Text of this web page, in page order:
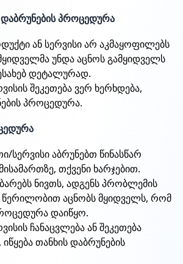
დაბრუნების პროცედურა
ან სერვისი არ აკმაყოფილებს
უნდა აცნოს გამყიდველს
დეტალურად.
შეკეთება ვერ ხერხდება,
პროცედურა.
სერვისი აბრუნებთ წინასწარ
თქვენი ხარჯებით.
ნივთს, ადგენს პრობლემის
წერილობით აცნობს მყიდველს, რომ
დაიწყო.
ჩანაცვლება ან შეკეთება
თანხის დაბრუნების